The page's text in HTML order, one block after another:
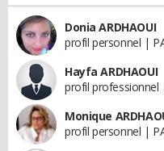
Donia ARDHAOUI
profil personnel |
Hayfa ARDHAOUI
profil professionnel
Monique
profil personnel |